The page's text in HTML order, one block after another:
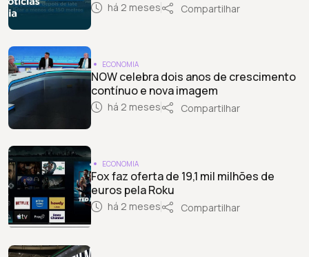
há 2 meses Compartilhar
ECONOMIA
NOW celebra dois anos de crescimento
contínuo e nova imagem
há 2 meses Compartilhar
ECONOMIA
Fox faz oferta de 19,1 mil milhões de
euros pela Roku
há 2 meses Compartilhar